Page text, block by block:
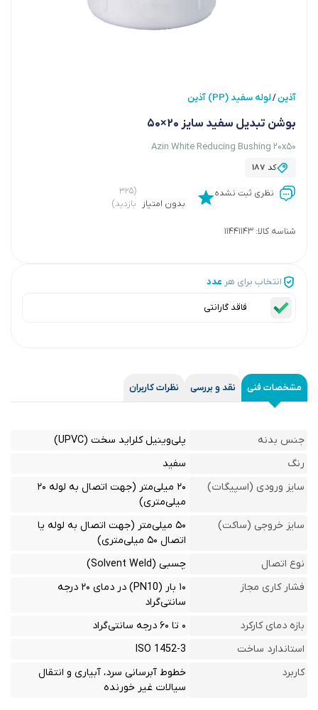
آذین/لوله سفید (PP) آذین
بوشن تبدیل سفید سایز 20×50
Azin White Reducing Bushing 20x50
کد 187
نظری ثبت نشده
بدون امتیاز
(۳۲۵
بازدید)
شناسه کالا: 11441143
انتخاب برای هر عدد
فاقد گارانتی
مشخصات فنی نقد و بررسی نظرات کاربران
جنس بدنه
پلی‌وینیل کلراید سخت (UPVC)
رنگ
سفید
سایز ورودی (اسپیگات)
۲۰ میلی‌متر (جهت اتصال به لوله ۲۰
میلی‌متری)
سایز خروجی (ساکت)
۵۰ میلی‌متر (جهت اتصال به لوله یا
اتصال ۵۰ میلی‌متری)
نوع اتصال
چسبی (Solvent Weld)
فشار کاری مجاز
۱۰ بار (PN10) در دمای ۲۰ درجه
سانتی‌گراد
بازه دمای کارکرد
۰ تا ۶۰ درجه سانتی‌گراد
استاندارد ساخت
ISO 1452-3
کاربرد
خطوط آبرسانی سرد، آبیاری و انتقال
سیالات غیر خورنده